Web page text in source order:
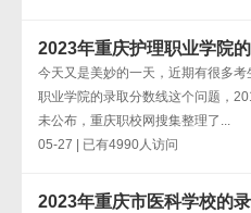
2023年重庆护理职业学院
今天又是美妙的一天，近期有很多
职业学院的录取分数线这个问题，
未公布，重庆职校网搜集整理了...
05-27 | 已有4990人访问
2023年重庆市医科学校的